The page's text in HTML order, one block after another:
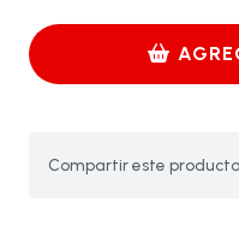
Compartir este producto